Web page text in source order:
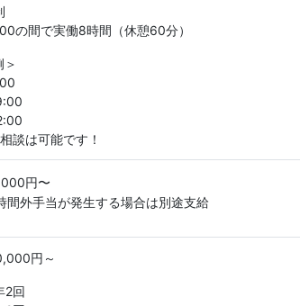
の間で実働8時間（休憩60分）
談は可能です！
円〜
間外手当が発生する場合は別途支給
円～
2回